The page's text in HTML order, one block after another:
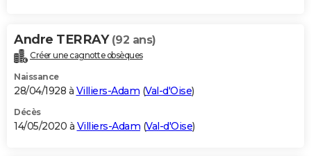
Andre TERRAY (92 ans)
Créer une cagnotte obsèques
Naissance
28/04/1928 à Villiers-Adam (Val-d'Oise)
Décès
14/05/2020 à Villiers-Adam (Val-d'Oise)